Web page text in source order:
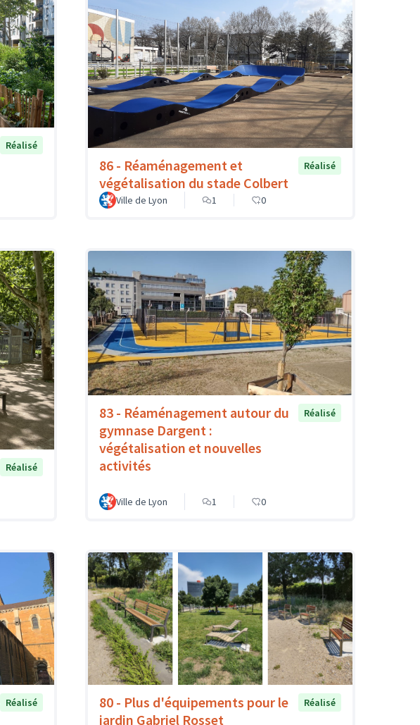
Réalisé
86 - Réaménagement et
végétalisation du stade Colbert
Réalisé
Ville de Lyon 1 0
Réalisé
83 - Réaménagement autour du
gymnase Dargent :
végétalisation et nouvelles
activités
Réalisé
Ville de Lyon 1 0
Réalisé
80 - Plus d'équipements pour le
jardin Gabriel Rosset
Réalisé